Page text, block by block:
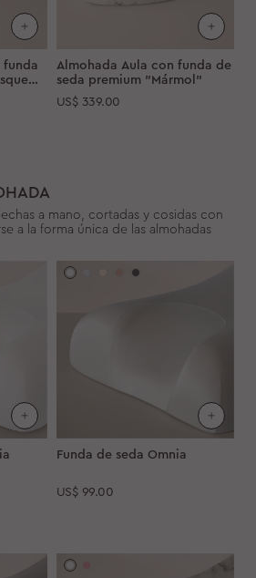
funda
Almohada Aula con funda de
seda premium "Mármol"
US$ 339.00
a mano, cortadas y cosidas con
a la forma única de las almohadas
Funda de seda Omnia
US$ 99.00